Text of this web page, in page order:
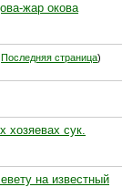
жар окова
Последняя страница)
хозяевах сук.
на известный